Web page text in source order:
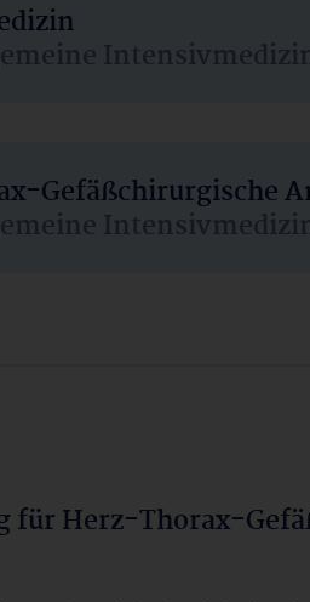
Gefäßchirurgische
Herz-Thorax-